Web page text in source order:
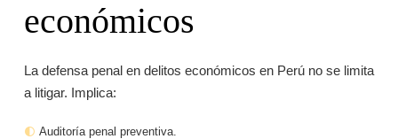
económicos
La defensa penal en delitos económicos en Perú no se limita
a litigar. Implica:
Auditoría penal preventiva.